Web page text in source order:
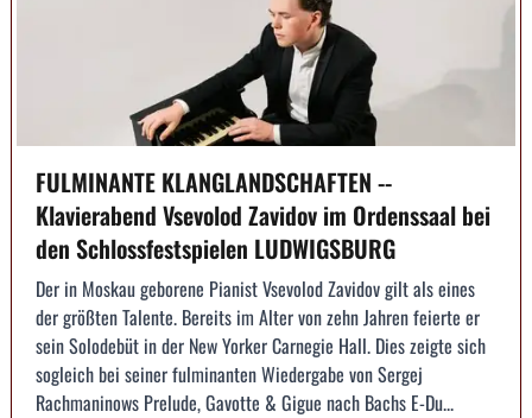
FULMINANTE KLANGLANDSCHAFTEN --
Klavierabend Vsevolod Zavidov im Ordenssaal bei
den Schlossfestspielen LUDWIGSBURG
Der in Moskau geborene Pianist Vsevolod Zavidov gilt als eines
der größten Talente. Bereits im Alter von zehn Jahren feierte er
sein Solodebüt in der New Yorker Carnegie Hall. Dies zeigte sich
sogleich bei seiner fulminanten Wiedergabe von Sergej
Rachmaninows Prelude, Gavotte & Gigue nach Bachs E-Du...